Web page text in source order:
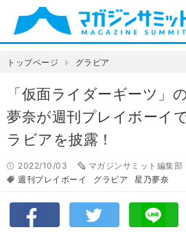
トップページ グラビア
「仮面ライダーギーツ」
夢奈が週刊プレイボーイ
ラビアを披露！
2022/10/03
マガジンサミット編集部
週刊プレイボーイ
グラビア 星乃夢奈